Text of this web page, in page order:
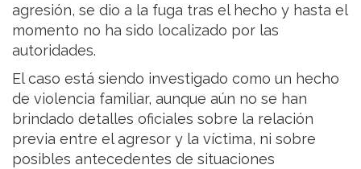
agresión, se dio a la fuga tras el hecho y hasta el
momento no ha sido localizado por las
autoridades.
El caso está siendo investigado como un hecho
de violencia familiar, aunque aún no se han
brindado detalles oficiales sobre la relación
previa entre el agresor y la víctima, ni sobre
posibles antecedentes de situaciones